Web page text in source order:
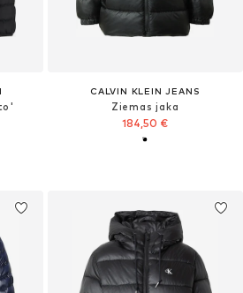
CALVIN KLEIN JEANS
Ziemas jaka
184,50 €